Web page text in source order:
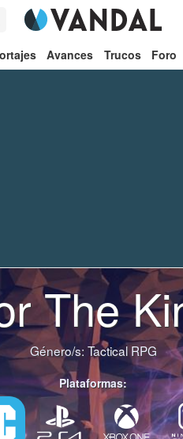
Avances Trucos Foro
The
Género/s: Tactical RPG
Plataformas: